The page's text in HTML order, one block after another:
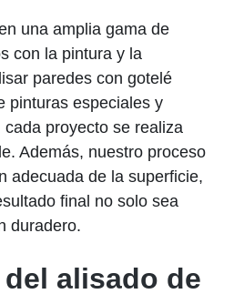
una amplia gama de
con la pintura y la
paredes con gotelé
pinturas especiales y
proyecto se realiza
Además, nuestro proceso
adecuada de la superficie,
final no solo sea
duradero.
alisado de